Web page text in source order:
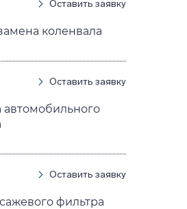
Оставить заявку
коленвала
Оставить заявку
Оставить заявку
фильтра